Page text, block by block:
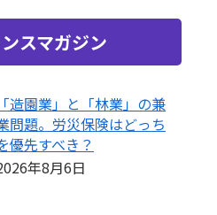
スマガジン
「造園業」と「林業」の兼
問題。労災保険はどっち
優先すべき？
年8月6日